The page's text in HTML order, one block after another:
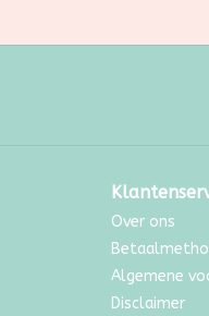
Over ons
Algemene
Disclaimer